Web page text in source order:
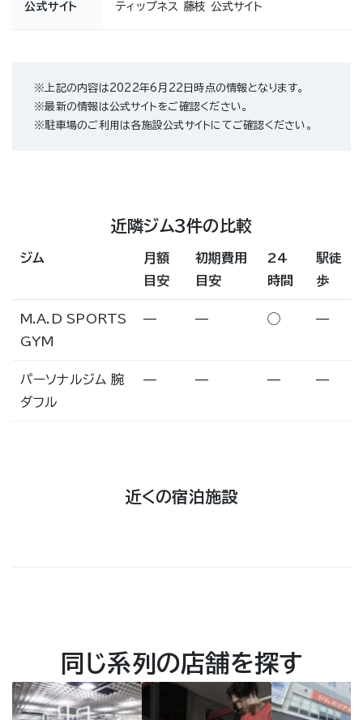
公式サイト ティップネス 藤枝 公式サイト
※上記の内容は2022年6月22日時点の情報となります。
※最新の情報は公式サイトをご確認ください。
※駐車場のご利用は各施設公式サイトにてご確認ください。
近隣ジム3件の比較
ジム
月額
目安
初期費用
目安
24
時間
駅徒
歩
M.A.D SPORTS
GYM
— — ◯ —
パーソナルジム 腕
ダフル
— — — —
近くの宿泊施設
同じ系列の店舗を探す